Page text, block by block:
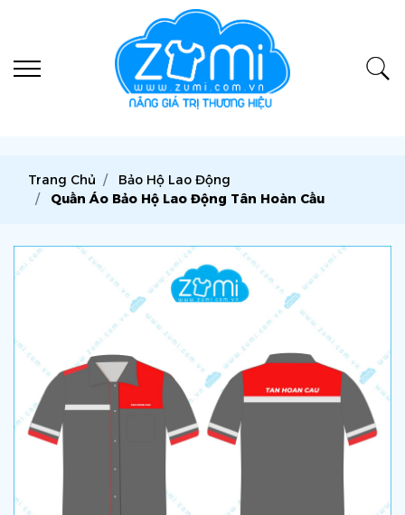
Trang Chủ
Bảo Hộ Lao Động
Quần Áo Bảo Hộ Lao Động Tân Hoàn Cầu